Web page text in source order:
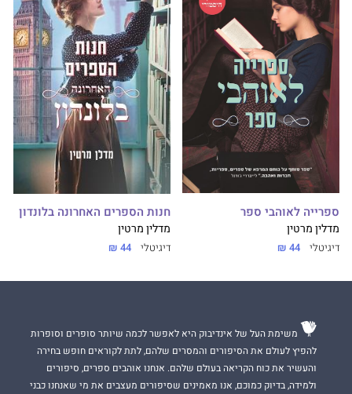
ספרייה לאוהבי ספר
מדלין מרטין
דיגיטלי 44 ₪
חנות הספרים האחרונה בלונדון
מדלין מרטין
דיגיטלי 44 ₪
משימת העל של אינדיבוק היא לאפשר לכמה שיותר סופרים וסופרות
להפיץ לעולם את הסיפורים והמסרים שלהם, לתת לקוראים חופש בחירה
והעשיר את כוח הקריאה בעולם שלהם. אנחנו אוהבים ספרים, סיפורים
ולמידה, בדיוק כמוכם, אנו מאמינים שסיפורים מעצבים את מי שאנחנו כבני